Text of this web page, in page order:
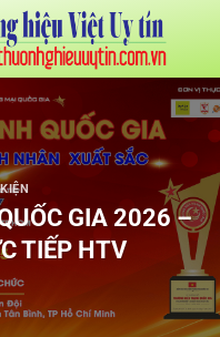
GIA 2026 –
TIẾP HTV